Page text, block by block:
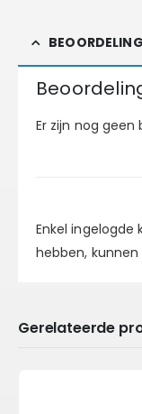
Er zijn nog geen
Enkel
hebben,
Gerelateerde